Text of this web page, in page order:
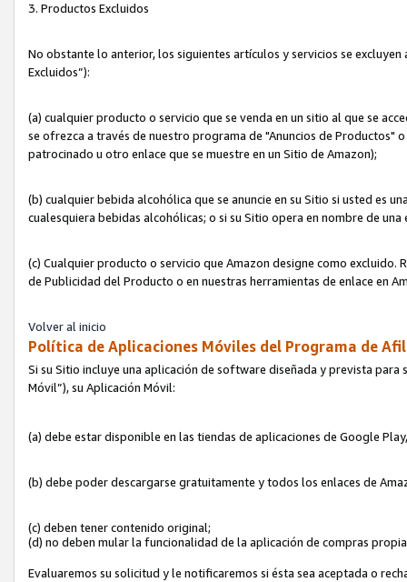
3. Productos Excluidos
No obstante lo anterior, los siguientes artículos y servicios se
Excluidos”):
(a) cualquier producto o servicio que se venda en un sitio al que se
se ofrezca a través de nuestro programa de "Anuncios de Productos"
patrocinado u otro enlace que se muestre en un Sitio de Amazon);
(b) cualquier bebida alcohólica que se anuncie en su Sitio si usted es
cualesquiera bebidas alcohólicas; o si su Sitio opera en nombre de
(c) Cualquier producto o servicio que Amazon designe como excluido.
de Publicidad del Producto o en nuestras herramientas de enlace en
Volver al inicio
Política de Aplicaciones Móviles del Programa de
Si su Sitio incluye una aplicación de software diseñada y prevista
Móvil”), su Aplicación Móvil:
(a) debe estar disponible en las tiendas de aplicaciones de Google
(b) debe poder descargarse gratuitamente y todos los enlaces de
(c) deben tener contenido original;
(d) no deben mular la funcionalidad de la aplicación de compras
Evaluaremos su solicitud y le notificaremos si ésta sea aceptada o